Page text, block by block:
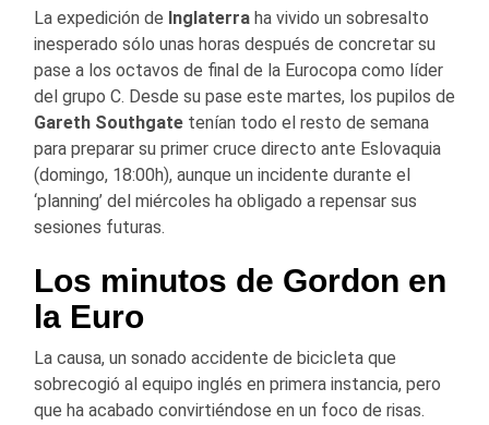
La expedición de Inglaterra ha vivido un sobresalto
inesperado sólo unas horas después de concretar su
pase a los octavos de final de la Eurocopa como líder
del grupo C. Desde su pase este martes, los pupilos de
Gareth Southgate tenían todo el resto de semana
para preparar su primer cruce directo ante Eslovaquia
(domingo, 18:00h), aunque un incidente durante el
‘planning’ del miércoles ha obligado a repensar sus
sesiones futuras.
Los minutos de Gordon en
la Euro
La causa, un sonado accidente de bicicleta que
sobrecogió al equipo inglés en primera instancia, pero
que ha acabado convirtiéndose en un foco de risas.